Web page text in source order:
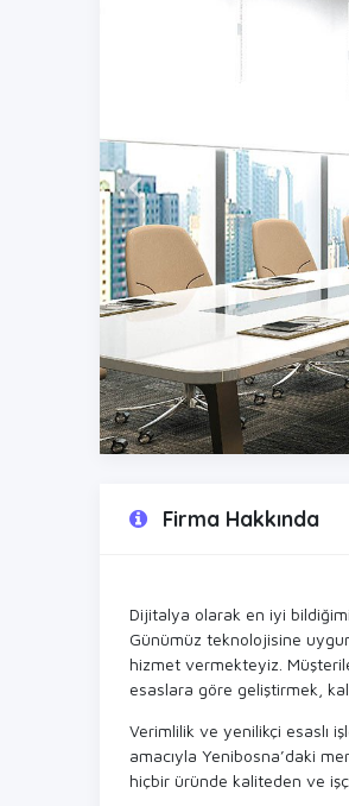
Firma Hakkında
Dijitalya olarak en iyi
Günümüz teknolojisine
hizmet vermekteyiz.
esaslara göre geliştirmek,
Verimlilik ve yenilikçi esaslı
amacıyla Yenibosna’daki
hiçbir üründe kaliteden ve